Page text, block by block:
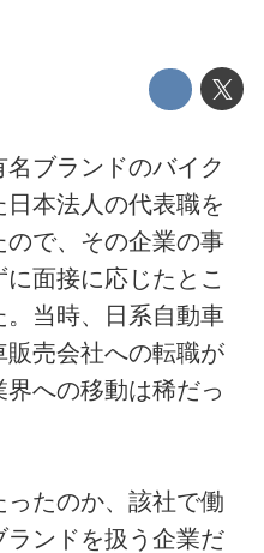
ブランドのバイク
本法人の代表職を
で、その企業の事
面接に応じたとこ
。当時、日系自動車
売会社への転職が
への移動は稀だっ
たのか、該社で働
ランドを扱う企業だ